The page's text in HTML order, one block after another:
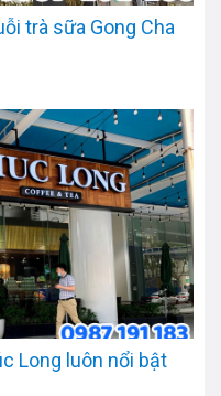
trà sữa Gong Cha
Long luôn nổi bật